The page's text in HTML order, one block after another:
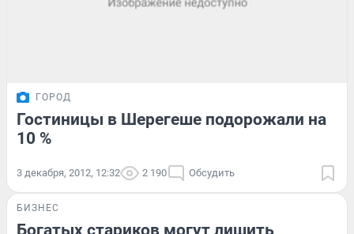
ГОРОД
Гостиницы в Шерегеше подорожали на
10 %
3 декабря, 2012, 12:32 2 190 Обсудить
БИЗНЕС
Богатых стариков могут лишить